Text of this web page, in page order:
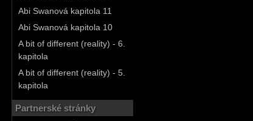
Abi Swanová kapitola 11
Abi Swanová kapitola 10
A bit of different (reality) - 6.
kapitola
A bit of different (reality) - 5.
kapitola
Partnerské stránky